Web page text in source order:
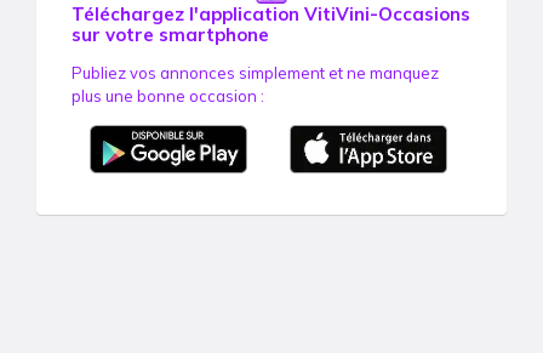
Téléchargez l'application VitiVini-Occasions
sur votre smartphone
Publiez vos annonces simplement et ne manquez
plus une bonne occasion :